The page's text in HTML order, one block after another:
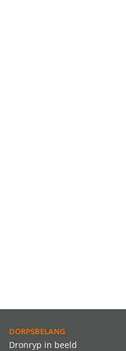
DORPSBELANG
Dronryp in beeld